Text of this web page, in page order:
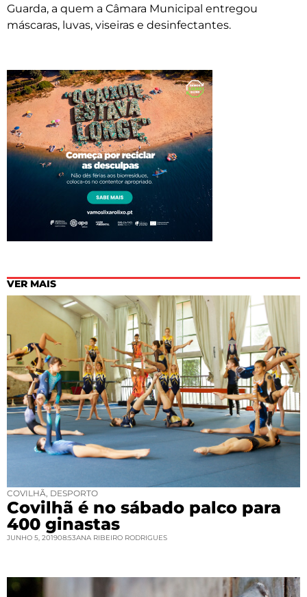
Guarda, a quem a Câmara Municipal entregou
máscaras, luvas, viseiras e desinfectantes.
VER MAIS
COVILHÃ, DESPORTO
Covilhã é no sábado palco para
400 ginastas
JUNHO 5, 201908:53ANA RIBEIRO RODRIGUES